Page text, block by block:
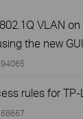
VLAN
the new GUI
rules for